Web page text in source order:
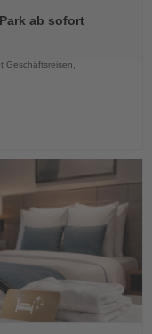
ab sofort
Geschäftsreisen,